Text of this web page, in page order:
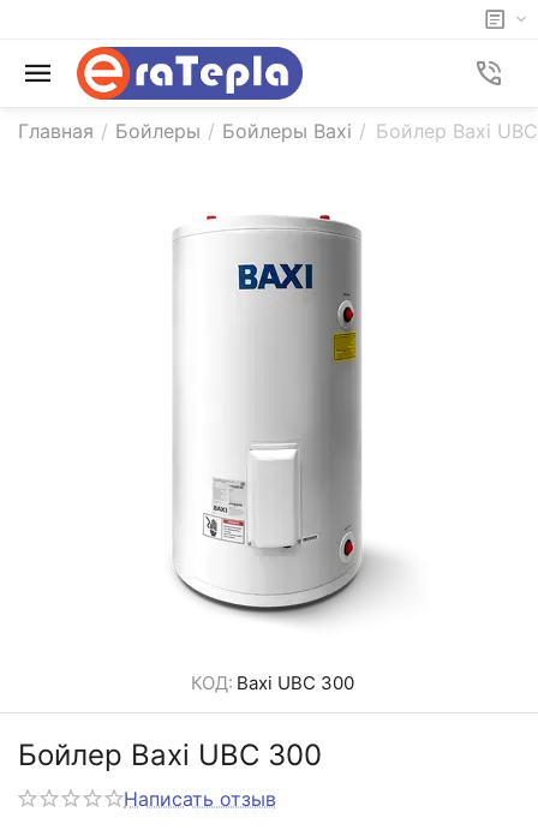
Главная / Бойлеры / Бойлеры Baxi / Бойлер Baxi
КОД: Baxi UBC 300
Бойлер Baxi UBC 300
Написать отзыв